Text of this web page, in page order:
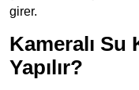
girer.
Kameralı Su
Yapılır?